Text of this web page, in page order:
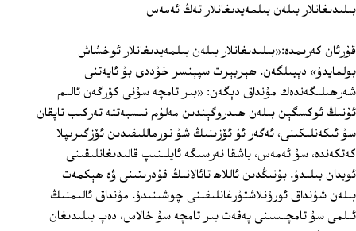
بىلىدىغانلار بىلەن بىلمەيدىغانلار تەڭ ئەمەس
قۇرئان كەرىمدە:«بىلىدىغانلار بىلەن بىلمەيدىغانلار ئوخشاش
بولمايدۇ» دېيىلگەن. ھېربېرت سپېنسر خۇددى بۇ ئايەتنى
شەرھىلىگەندەك مۇنداق دېگەن: «بىر تامچە سۇنى كۆرگەن ئالىم
ئۇنىڭ ئوكسگېن بىلەن ھىدروگېندىن مەلۇم نىسبەتتە تەركىب تاپقان
سۇ ئىكەنلىكىنى، ئەگەر ئۇ ئۆزىنىڭ شۇ نورماللىقىدىن ئۆزگىرىپلا
كەتكەندە، سۇ ئەمەس، باشقا نەرسىگە ئايلىنىپ قالىدىغانلىقىنى
ئوبدان بىلىدۇ. بۇنىڭدىن ئاللاھ تائالانىڭ قۇدرىتىنى ۋە ھېكمەت
بىلەن شۇنداق ئورۇنلاشتۇرغانلىقىنى چۈشىنىدۇ. مۇنداق ئالىمنىڭ
ئىلمى سۇ تامچىسىنى پەقەت بىر تامچە سۇ خالاس، دەپ بىلىدىغان